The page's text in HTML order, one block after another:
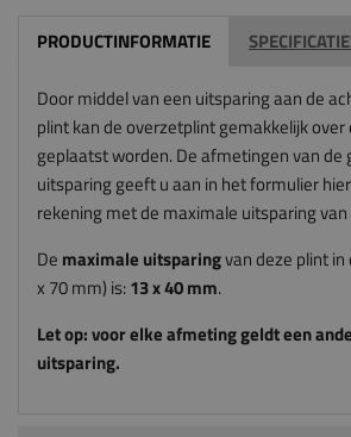
PRODUCTINFORMATIE
Door middel van een uitsparing aan de
plint kan de overzetplint gemakkelijk over
geplaatst worden. De afmetingen van de
uitsparing geeft u aan in het formulier
rekening met de maximale uitsparing
De maximale uitsparingvan deze plint
x 70 mm) is:13x 40mm.
Let op: voor elke afmeting geldt een
uitsparing.